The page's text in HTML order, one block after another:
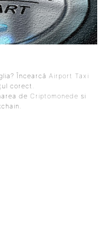
Încearcă Airport Taxi
corect.
de Criptomonede si